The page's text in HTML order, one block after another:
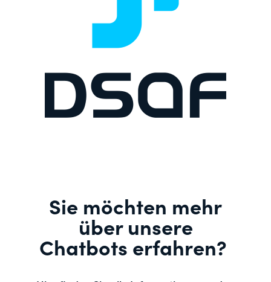
Sie möchten mehr
über unsere
Chatbots erfahren?